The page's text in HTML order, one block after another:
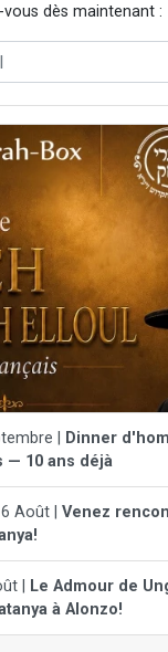
dès maintenant :
|
Dinner
— 10 ans déjà
Août | Venez
|
Le Admour de
à Alonzo!